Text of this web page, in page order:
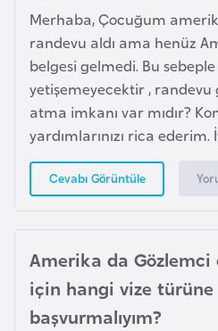
Merhaba, Çocuğum
randevu aldı ama henüz
belgesi gelmedi. Bu
yetişemeyecektir ,
atma imkanı var mıdır?
yardımlarınızı rica ederim.
Cevabı Görüntüle
Amerika da Gözlemci
için hangi vize türüne
başvurmalıyım?
a
i
K
n
o
B
u
l
g